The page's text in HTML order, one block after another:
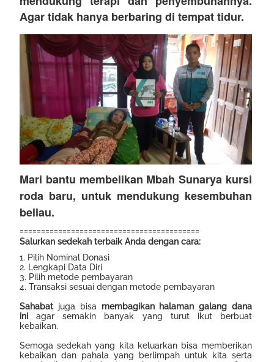
Agar tidak hanya berbaring di tempat tidur.
Mari bantu membelikan Mbah Sunarya kursi
roda baru, untuk mendukung kesembuhan
beliau.
==========================================
Salurkan sedekah terbaik Anda dengan cara:
1. Pilih Nominal Donasi
2. Lengkapi Data Diri
3. Pilih metode pembayaran
4. Transaksi sesuai dengan metode pembayaran
Sahabatjuga bisa membagikan halaman galang dana
ini agar semakin banyak yang turut ikut berbuat
kebaikan.
Semoga sedekah yang kita keluarkan bisa memberikan
kebaikan dan pahala yang berlimpah untuk kita serta